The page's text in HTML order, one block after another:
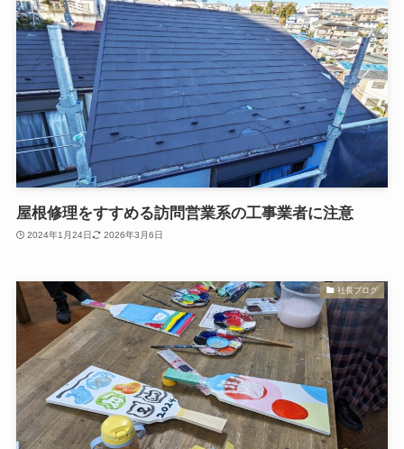
屋根修理をすすめる訪問営業系の工事業者に注意
2024年1月24日 2026年3月6日
社長ブログ